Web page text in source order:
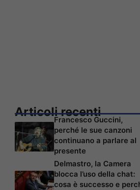
Articoli recenti
Francesco Guccini,
perché le sue canzoni
continuano a parlare al
presente
Delmastro, la Camera
blocca l’uso della chat:
cosa è successo e